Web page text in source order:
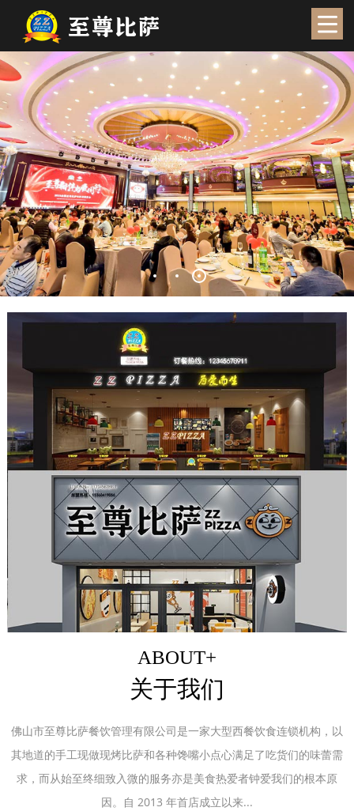
ABOUT+
关于我们
佛山市至尊比萨餐饮管理有限公司是一家大型西餐饮食连锁机构，以
其地道的手工现做现烤比萨和各种馋嘴小点心满足了吃货们的味蕾需
求，而从始至终细致入微的服务亦是美食热爱者钟爱我们的根本原
因。自 2013 年首店成立以来...